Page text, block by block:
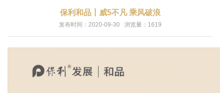
保利和品丨威5不凡 乘风破浪
发布时间：2020-09-30 浏览量：1619